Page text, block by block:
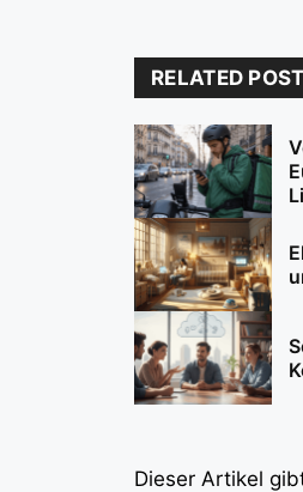
RELATED
Dieser Artikel